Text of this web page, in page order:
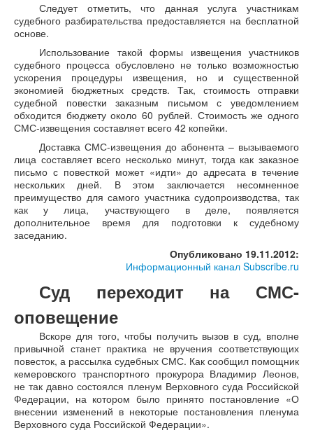
Следует отметить, что данная услуга участникам
судебного разбирательства предоставляется на бесплатной
основе.
Использование такой формы извещения участников
судебного процесса обусловлено не только возможностью
ускорения процедуры извещения, но и существенной
экономией бюджетных средств. Так, стоимость отправки
судебной повестки заказным письмом с уведомлением
обходится бюджету около 60 рублей. Стоимость же одного
СМС-извещения составляет всего 42 копейки.
Доставка СМС-извещения до абонента – вызываемого
лица составляет всего несколько минут, тогда как заказное
письмо с повесткой может «идти» до адресата в течение
нескольких дней. В этом заключается несомненное
преимущество для самого участника судопроизводства, так
как у лица, участвующего в деле, появляется
дополнительное время для подготовки к судебному
заседанию.
Опубликовано 19.11.2012:
Информационный канал Subscribe.ru
Суд переходит на СМС-
оповещение
Вскоре для того, чтобы получить вызов в суд, вполне
привычной станет практика не вручения соответствующих
повесток, а рассылка судебных СМС. Как сообщил помощник
кемеровского транспортного прокурора Владимир Леонов,
не так давно состоялся пленум Верховного суда Российской
Федерации, на котором было принято постановление «О
внесении изменений в некоторые постановления пленума
Верховного суда Российской Федерации».